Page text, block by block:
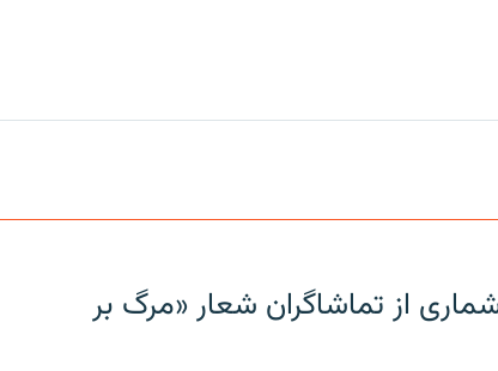
از تماشاگران شعار «مرگ بر